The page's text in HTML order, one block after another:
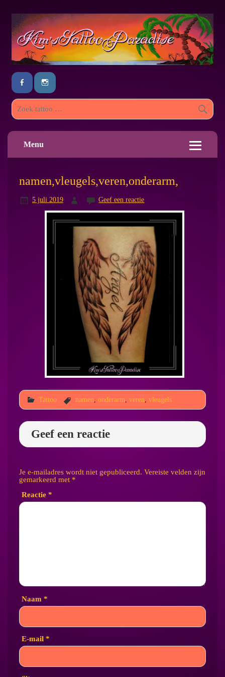
Menu
namen,vleugels,veren,onderarm,
5 juli 2019 Geef een reactie
Tattoo namen onderarm veren vleugels
Geef een reactie
Je e-mailadres wordt niet gepubliceerd. Vereiste velden zijn
gemarkeerd met *
Reactie *
Naam *
E-mail *